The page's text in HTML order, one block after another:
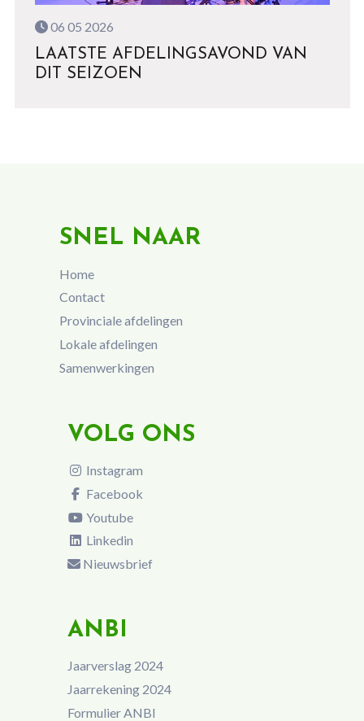
06 05 2026
LAATSTE AFDELINGSAVOND VAN
DIT SEIZOEN
SNEL NAAR
Home
Contact
Provinciale afdelingen
Lokale afdelingen
Samenwerkingen
VOLG ONS
Instagram
Facebook
Youtube
Linkedin
Nieuwsbrief
ANBI
Jaarverslag 2024
Jaarrekening 2024
Formulier ANBI